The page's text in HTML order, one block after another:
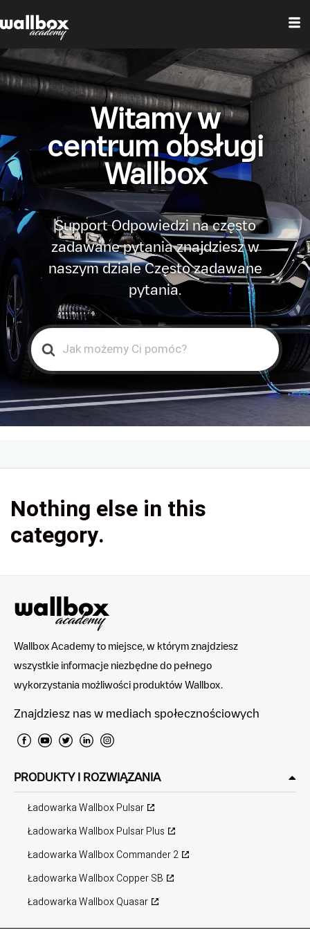
Witamy w
centrum obsługi
Wallbox
Support Odpowiedzi na często
zadawane pytania znajdziesz w
naszym dziale Często zadawane
pytania.
Search
For
Nothing else in this
category.
Wallbox Academy to miejsce, w którym znajdziesz
wszystkie informacje niezbędne do pełnego
wykorzystania możliwości produktów Wallbox.
Znajdziesz nas w mediach społecznościowych
PRODUKTY I ROZWIĄZANIA
Ładowarka Wallbox Pulsar
Ładowarka Wallbox Pulsar Plus
Ładowarka Wallbox Commander 2
Ładowarka Wallbox Copper SB
Ładowarka Wallbox Quasar